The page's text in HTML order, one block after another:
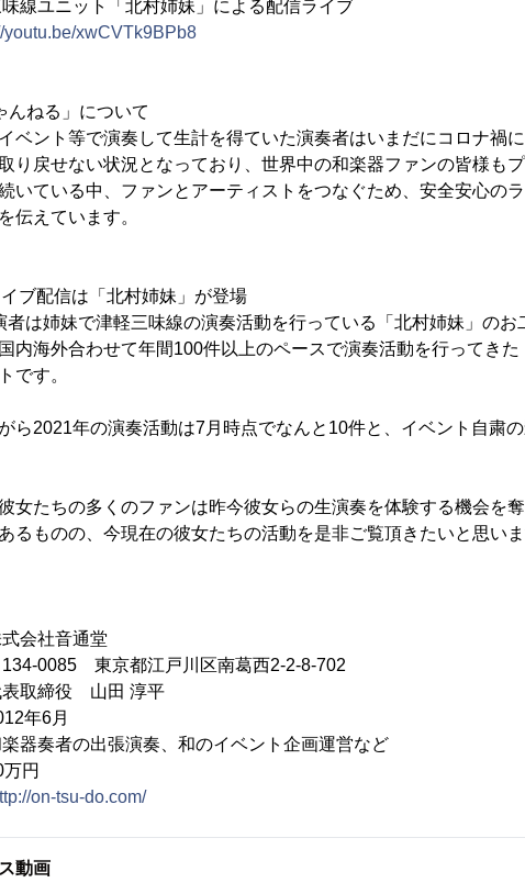
線ユニット「北村姉妹」による配信ライブ
youtu.be/xwCVTk9BPb8
んねる」について
ベント等で演奏して生計を得ていた演奏者はいまだにコロナ禍
り戻せない状況となっており、世界中の和楽器ファンの皆様も
いている中、ファンとアーティストをつなぐため、安全安心の
伝えています。
ブ配信は「北村姉妹」が登場
者は姉妹で津軽三味線の演奏活動を行っている「北村姉妹」のお
内海外合わせて年間100件以上のペースで演奏活動を行ってき
です。
ら2021年の演奏活動は7月時点でなんと10件と、イベント自粛
女たちの多くのファンは昨今彼女らの生演奏を体験する機会を
るものの、今現在の彼女たちの活動を是非ご覧頂きたいと思いま
社音通堂
0085 東京都江戸川区南葛西2-2-8-702
取締役 山田 淳平
年6月
器奏者の出張演奏、和のイベント企画運営など
円
on-tsu-do.com/
動画